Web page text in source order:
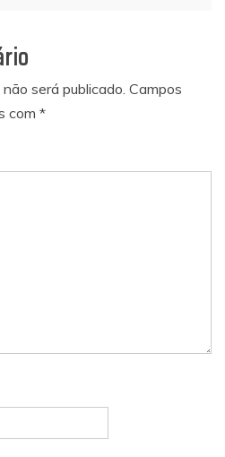
será publicado. Campos
com *